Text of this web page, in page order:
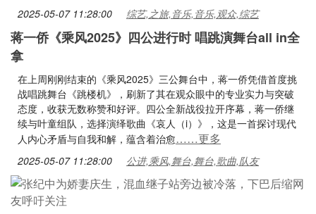
2025-05-07 11:28:00 综艺,之旅,音乐,音乐,观众,综艺
蒋一侨《乘风2025》四公进行时 唱跳演舞台all in全
拿
在上周刚刚结束的《乘风2025》三公舞台中，蒋一侨凭借首度挑
战唱跳舞台《跳楼机》，刷新了其在观众眼中的专业实力与突破
态度，收获无数称赞和好评。四公全新战役拉开序幕，蒋一侨继
续与叶童组队，选择演绎歌曲《哀人（i）》，这是一首探讨现代
人内心矛盾与自我和解，蕴含着治愈……更多
2025-05-07 11:28:00 公进,乘风,舞台,舞台,歌曲,队友